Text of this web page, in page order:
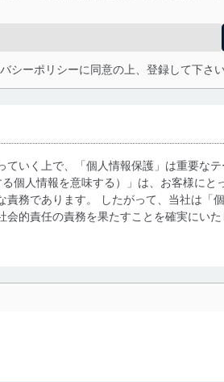
シーポリシーに同意の上、登録して下さい
いく上で、「個人情報保護」は重要な
個人情報を意味する）」は、お客様にと
務であります。 したがって、当社は「
的責任の責務を果たすことを確実にいた
の利用目的を明確にし、本人の同意を